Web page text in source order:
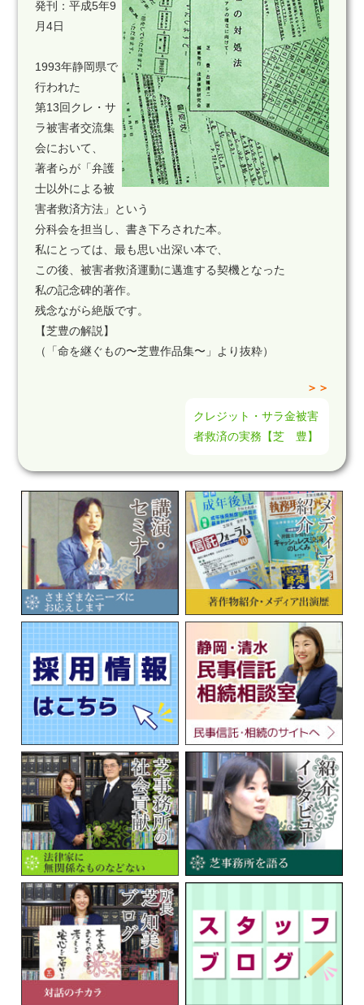
発刊：平成5年9
月4日
1993年静岡県で
行われた
第13回クレ・サ
ラ被害者交流集
会において、
著者らが「弁護
士以外による被
害者救済方法」という
分科会を担当し、書き下ろされた本。
私にとっては、最も思い出深い本で、
この後、被害者救済運動に邁進する契機となった
私の記念碑的著作。
残念ながら絶版です。
【芝豊の解説】
（「命を継ぐもの〜芝豊作品集〜」より抜粋）
＞＞
クレジット・サラ金被害
者救済の実務【芝 豊】